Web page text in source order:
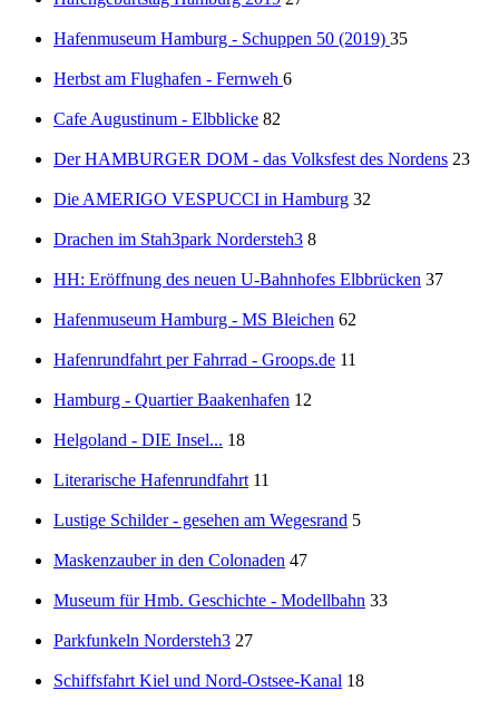
Hafenmuseum Hamburg - Schuppen 50 (2019) 35
Herbst am Flughafen - Fernweh 6
Cafe Augustinum - Elbblicke 82
Der HAMBURGER DOM - das Volksfest des Nordens 23
Die AMERIGO VESPUCCI in Hamburg 32
Drachen im Stah3park Nordersteh3 8
HH: Eröffnung des neuen U-Bahnhofes Elbbrücken 37
Hafenmuseum Hamburg - MS Bleichen 62
Hafenrundfahrt per Fahrrad - Groops.de 11
Hamburg - Quartier Baakenhafen 12
Helgoland - DIE Insel... 18
Literarische Hafenrundfahrt 11
Lustige Schilder - gesehen am Wegesrand 5
Maskenzauber in den Colonaden 47
Museum für Hmb. Geschichte - Modellbahn 33
Parkfunkeln Nordersteh3 27
Schiffsfahrt Kiel und Nord-Ostsee-Kanal 18